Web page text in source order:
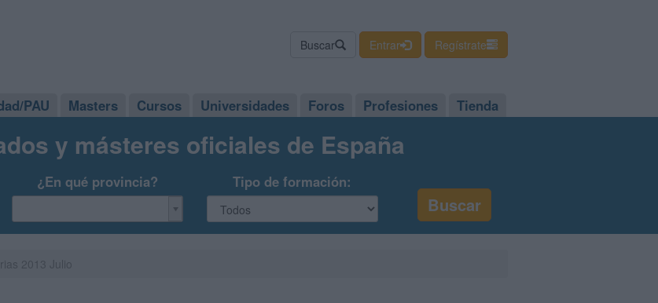
Buscar Entrar Regístrate
PAU Masters Cursos Universidades Foros Profesiones Tienda
y másteres oficiales de España
¿En qué provincia? Tipo de formación: